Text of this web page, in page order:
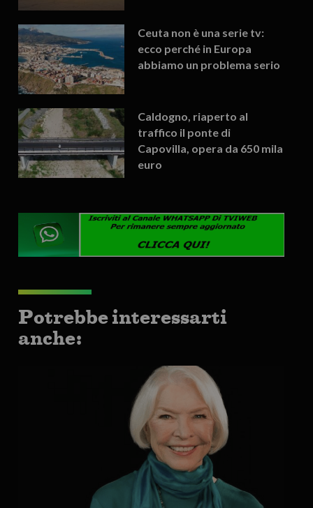
Ceuta non è una serie tv:
ecco perché in Europa
abbiamo un problema serio
Caldogno, riaperto al
traffico il ponte di
Capovilla, opera da 650 mila
euro
Potrebbe interessarti
anche: